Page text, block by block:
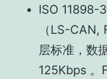
ISO 11898-
（LS-
层标准，数
125Kbps 。